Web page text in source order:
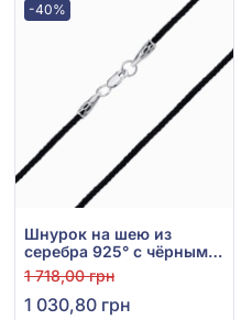
-40%
Шнурок на шею из
серебра 925° с чёрным
шёлком, арт. 8034
1 718,00 грн
1 030,80 грн